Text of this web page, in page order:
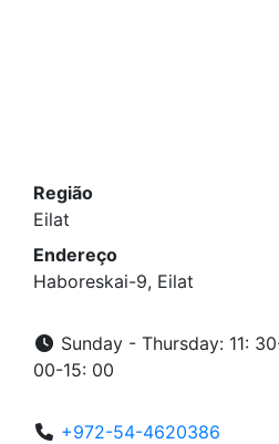
Região
Eilat
Endereço
Haboreskai-9, Eilat
Sunday - Thursday: 11:
00-15: 00
+972-54-4620386